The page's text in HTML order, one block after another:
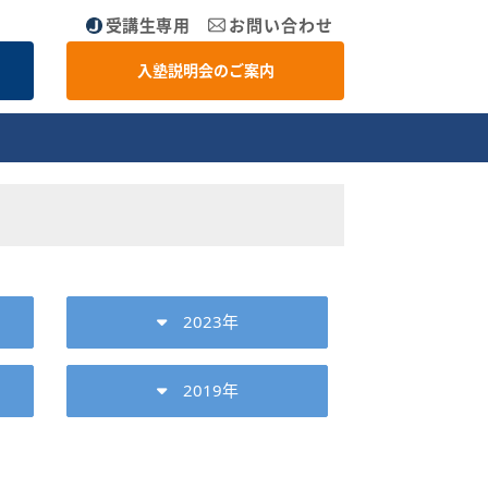
受講生専用 お問い合わせ
入塾説明会のご案内
2023年
2019年